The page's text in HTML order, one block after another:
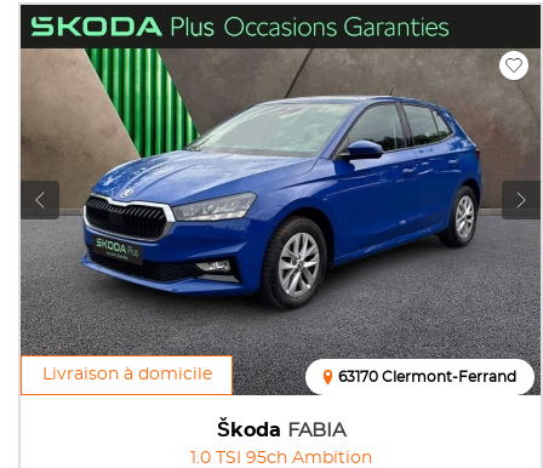
Livraison à domicile
Škoda FABIA
1.0 TSI 95ch Ambition
63170 Clermont-Ferrand